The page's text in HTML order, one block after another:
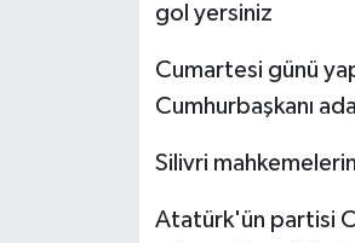
gol yersiniz
Cumartesi günü
Cumhurbaşkanı
Silivri
Atatürk'ün partisi